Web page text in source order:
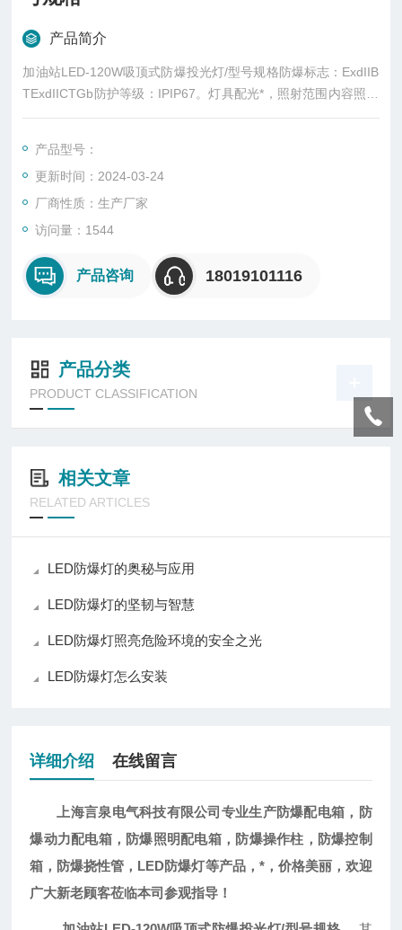
产品简介
加油站LED-120W吸顶式防爆投光灯/型号规格防爆标志：ExdIIB
TExdIICTGb防护等级：IPIP67。灯具配光*，照射范围内容照度
均匀，照射角度达220度，充分对光线进行了有效利用；光线柔
源采用世界亮LED，耗电量仅为金卤灯的40%。电源关键元件全
部选择用，高效、稳定。采用*散热结构。
产品型号：
更新时间：2024-03-24
厂商性质：生产厂家
访问量：1544
产品咨询 18019101116
产品分类
PRODUCT CLASSIFICATION
相关文章
RELATED ARTICLES
LED防爆灯的奥秘与应用
LED防爆灯的坚韧与智慧
LED防爆灯照亮危险环境的安全之光
LED防爆灯怎么安装
详细介绍 在线留言
上海言泉电气科技有限公司专业生产防爆配电箱，防
爆动力配电箱，防爆照明配电箱，防爆操作柱，防爆控制
箱，防爆挠性管， LED防爆灯等产品，*，价格美丽，欢迎
广大新老顾客莅临本司参观指导！